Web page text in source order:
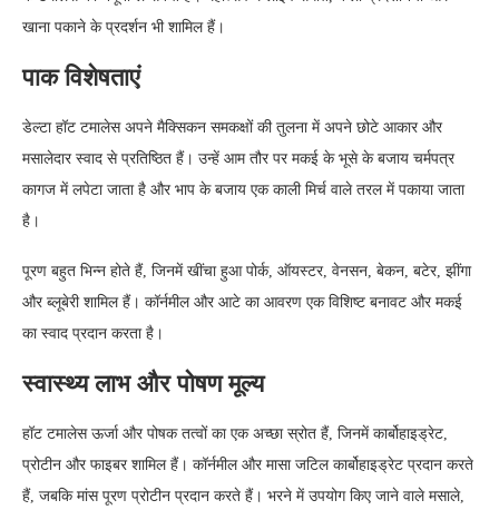
खाना पकाने के प्रदर्शन भी शामिल हैं।
पाक विशेषताएं
डेल्टा हॉट टमालेस अपने मैक्सिकन समकक्षों की तुलना में अपने छोटे आकार और
मसालेदार स्वाद से प्रतिष्ठित हैं। उन्हें आम तौर पर मकई के भूसे के बजाय चर्मपत्र
कागज में लपेटा जाता है और भाप के बजाय एक काली मिर्च वाले तरल में पकाया जाता
है।
पूरण बहुत भिन्न होते हैं, जिनमें खींचा हुआ पोर्क, ऑयस्टर, वेनसन, बेकन, बटेर, झींगा
और ब्लूबेरी शामिल हैं। कॉर्नमील और आटे का आवरण एक विशिष्ट बनावट और मकई
का स्वाद प्रदान करता है।
स्वास्थ्य लाभ और पोषण मूल्य
हॉट टमालेस ऊर्जा और पोषक तत्वों का एक अच्छा स्रोत हैं, जिनमें कार्बोहाइड्रेट,
प्रोटीन और फाइबर शामिल हैं। कॉर्नमील और मासा जटिल कार्बोहाइड्रेट प्रदान करते
हैं, जबकि मांस पूरण प्रोटीन प्रदान करते हैं। भरने में उपयोग किए जाने वाले मसाले,